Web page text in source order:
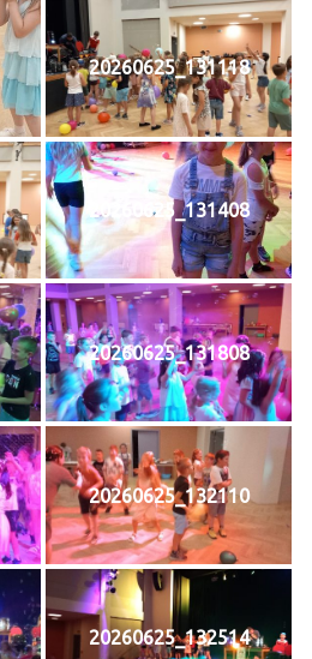
20260625_131118
20260625_131408
20260625_131808
20260625_132110
20260625_132514